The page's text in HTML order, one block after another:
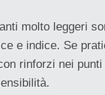
molto leggeri
e indice. Se
rinforzi nei